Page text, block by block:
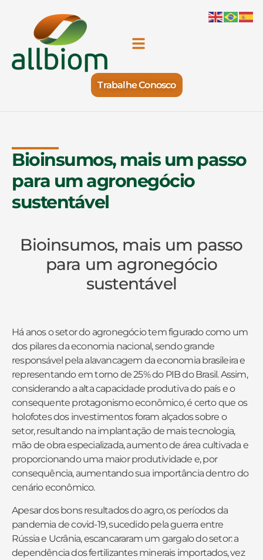
Trabalhe Conosco
Bioinsumos, mais um passo
para um agronegócio
sustentável
Bioinsumos, mais um passo
para um agronegócio
sustentável
Há anos o setor do agronegócio tem figurado como um
dos pilares da economia nacional, sendo grande
responsável pela alavancagem da economia brasileira e
representando em torno de 25% do PIB do Brasil. Assim,
considerando a alta capacidade produtiva do país e o
consequente protagonismo econômico, é certo que os
holofotes dos investimentos foram alçados sobre o
setor, resultando na implantação de mais tecnologia,
mão de obra especializada, aumento de área cultivada e
proporcionando uma maior produtividade e, por
consequência, aumentando sua importância dentro do
cenário econômico.
Apesar dos bons resultados do agro, os períodos da
pandemia de covid-19, sucedido pela guerra entre
Rússia e Ucrânia, escancararam um gargalo do setor: a
dependência dos fertilizantes minerais importados, vez